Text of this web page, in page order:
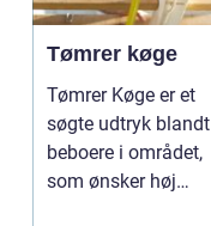
Tømrer køge
Tømrer Køge er et
søgte udtryk blandt
beboere i området,
som ønsker høj